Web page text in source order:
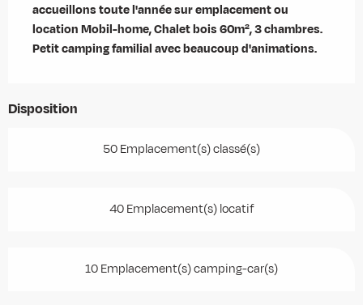
accueillons toute l'année sur emplacement ou
location Mobil-home, Chalet bois 60m², 3 chambres.
Petit camping familial avec beaucoup d'animations.
Disposition
50 Emplacement(s) classé(s)
40 Emplacement(s) locatif
10 Emplacement(s) camping-car(s)